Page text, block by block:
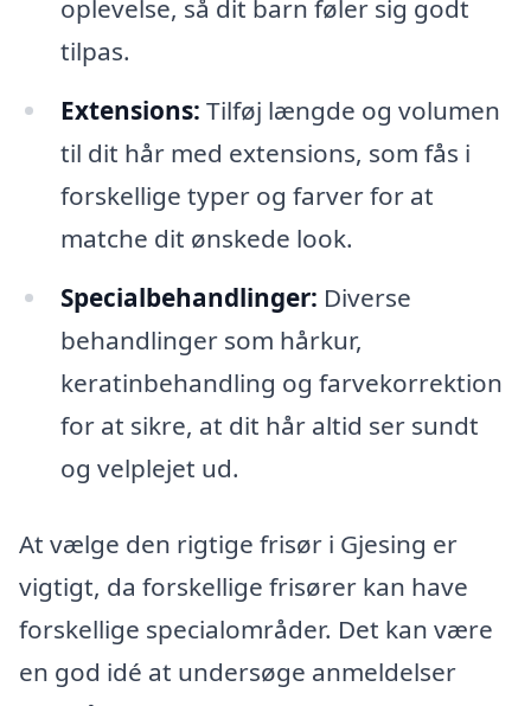
oplevelse, så dit barn føler sig godt
tilpas.
Extensions: Tilføj længde og volumen
til dit hår med extensions, som fås i
forskellige typer og farver for at
matche dit ønskede look.
Specialbehandlinger: Diverse
behandlinger som hårkur,
keratinbehandling og farvekorrektion
for at sikre, at dit hår altid ser sundt
og velplejet ud.
At vælge den rigtige frisør i Gjesing er
vigtigt, da forskellige frisører kan have
forskellige specialområder. Det kan være
en god idé at undersøge anmeldelser